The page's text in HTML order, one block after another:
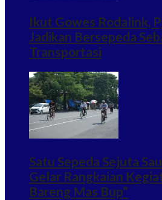
Ikut Gowes Rodalink,
Jadikan Bersepeda
Transportasi
Satu Sepeda Sejuta
Gelar Rangkaian
Bareng Mas Bup”